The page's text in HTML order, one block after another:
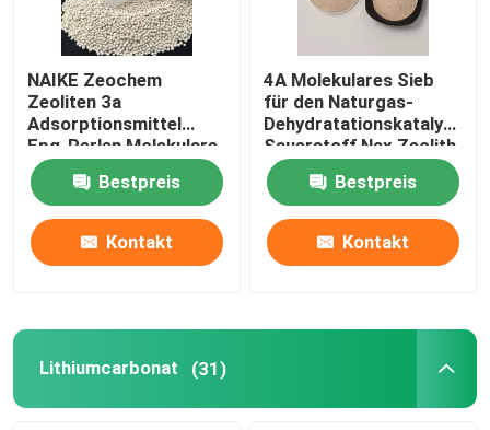
NAIKE Zeochem
Zeoliten 3a
Adsorptionsmittel
Epg-Perlen Molekulare
Siebe
Bestpreis
Kontakt
4A Molekulares Sieb
für den Naturgas-
Dehydratationskatalysator
Sauerstoff Nax Zeolith
Bestpreis
Kontakt
Lithiumcarbonat (31)